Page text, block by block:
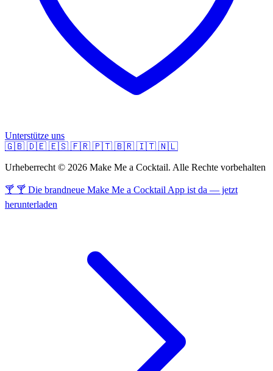
Unterstütze uns
🇬🇧 🇩🇪 🇪🇸 🇫🇷 🇵🇹 🇧🇷 🇮🇹 🇳🇱
Urheberrecht © 2026 Make Me a Cocktail. Alle Rechte vorbehalten
🍸 🍸 Die brandneue Make Me a Cocktail App ist da — jetzt
herunterladen